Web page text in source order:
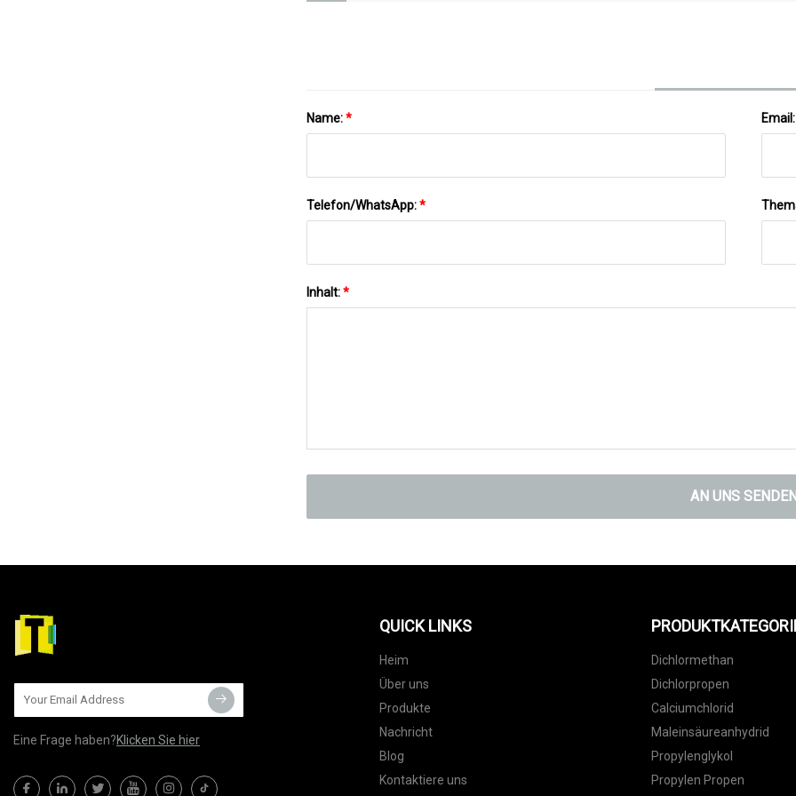
Name:* Email:
Telefon/WhatsApp:*
Inhalt:*
AN UNS SENDEN
Eine Frage haben?Klicken Sie hier
QUICK LINKS
Heim
Über uns
Produkte
Nachricht
Blog
Kontaktiere uns
Dichlormethan
Dichlorpropen
Calciumchlorid
Maleinsäureanhydrid
Propylenglykol
Propylen Propen